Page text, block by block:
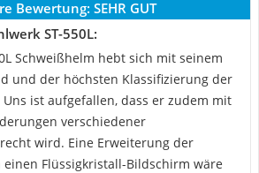
Bewertung: SEHR GUT
ST-550L:
Schweißhelm hebt sich mit seinem
und der höchsten Klassifizierung der
ist aufgefallen, dass er zudem mit
verschiedener
wird. Eine Erweiterung der
Flüssigkristall-Bildschirm wäre